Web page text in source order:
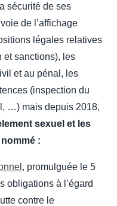
sécurité de ses
de l’affichage
légales relatives
et sanctions), les
et au pénal, les
(inspection du
…) mais depuis 2018,
sexuel et les
:
, promulguée le 5
obligations à l’égard
contre le